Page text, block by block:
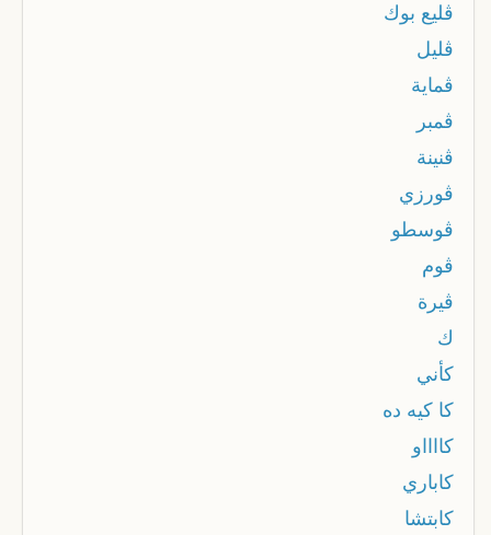
ڨليع بوك
ڨليل
ڨماية
ڨمبر
ڨنينة
ڨورزي
ڨوسطو
ڨوم
ڨيرة
ك
كأني
كا كيه ده
كااااو
كاباري
كابتشا